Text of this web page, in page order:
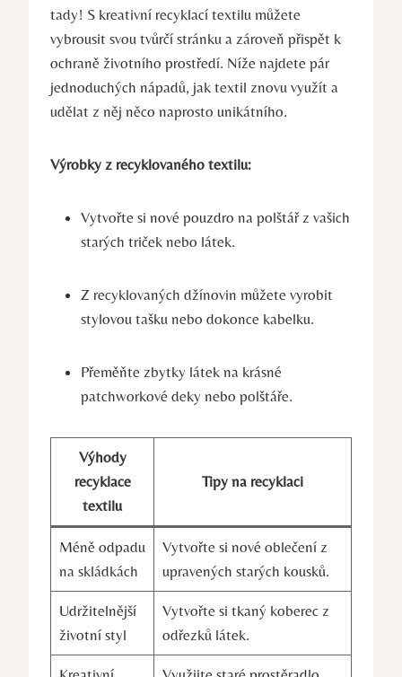
tady! S kreativní recyklací textilu můžete
vybrousit svou tvůrčí stránku a zároveň přispět k
ochraně životního prostředí. Níže najdete pár
jednoduchých nápadů, jak textil znovu využít a
udělat z něj něco naprosto unikátního.
Výrobky z recyklovaného textilu:
Vytvořte si nové pouzdro na polštář z vašich
starých triček nebo látek.
Z recyklovaných džínovin můžete vyrobit
stylovou tašku nebo dokonce kabelku.
Přeměňte zbytky látek na krásné
patchworkové deky nebo polštáře.
Výhody
recyklace
textilu
Tipy na recyklaci
Méně odpadu
na skládkách
Vytvořte si nové oblečení z
upravených starých kousků.
Udržitelnější
životní styl
Vytvořte si tkaný koberec z
odřezků látek.